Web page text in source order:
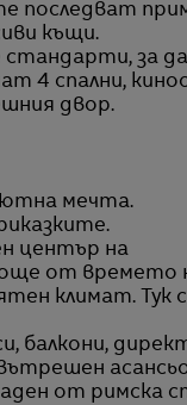
последват
къщи.
за
4 спални,
двор.
мечта.
център на
от времето
климат. Тук
балкони,
от римска